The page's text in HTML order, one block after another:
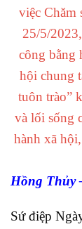
việc Chăm
25/5/
công bằng
hội chung
tuôn trào”
và lối sống
hành xã
Hồng Thủy
Sứ điệp